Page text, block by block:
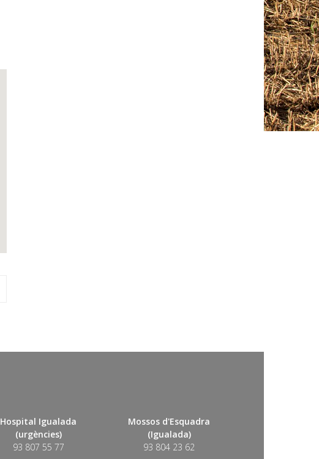
Hospital Igualada
(urgències)
93 807 55 77
Mossos d'Esquadra
(Igualada)
93 804 23 62